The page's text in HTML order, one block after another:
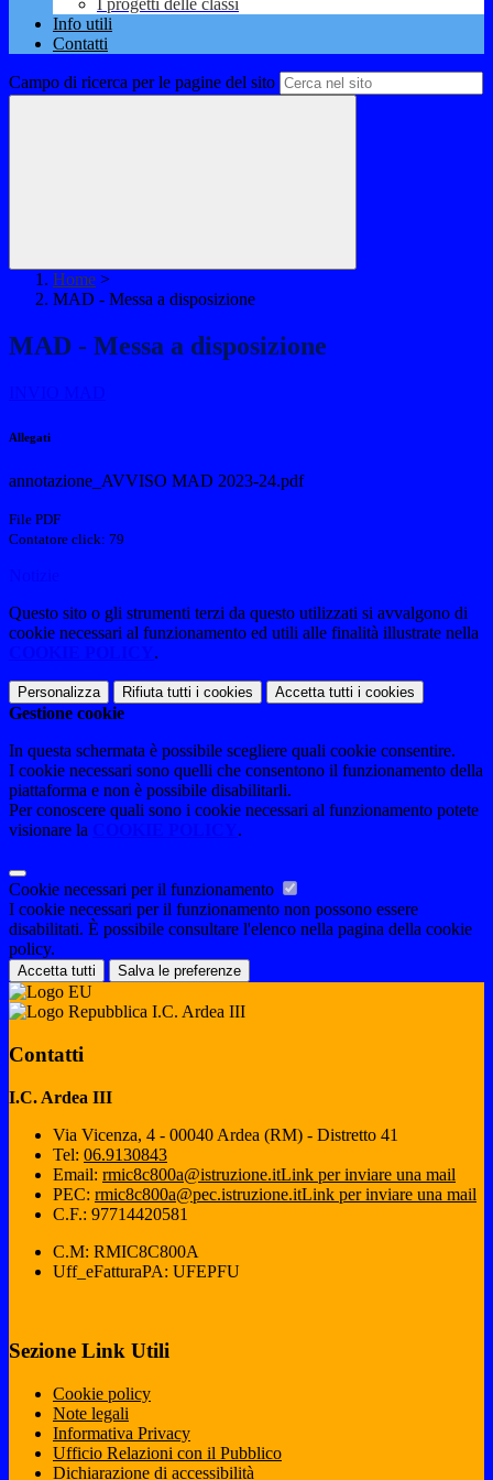
I progetti delle classi
Info utili
Contatti
Campo di ricerca per le pagine del sito
Home >
MAD - Messa a disposizione
MAD - Messa a disposizione
Allegati
annotazione_AVVISO MAD 2023-24.pdf
File PDF
Contatore click: 79
Questo sito o gli strumenti terzi da questo utilizzati si avvalgono di
cookie necessari al funzionamento ed utili alle finalità illustrate nella
.
Personalizza Rifiuta tutti i cookies Accetta tutti i cookies
Gestione cookie
In questa schermata è possibile scegliere quali cookie consentire.
I cookie necessari sono quelli che consentono il funzionamento della
piattaforma e non è possibile disabilitarli.
Per conoscere quali sono i cookie necessari al funzionamento potete
visionare la
.
Cookie necessari per il funzionamento
I cookie necessari per il funzionamento non possono essere
disabilitati. È possibile consultare l'elenco nella pagina della cookie
policy.
Accetta tutti Salva le preferenze
I.C. Ardea III
Contatti
I.C. Ardea III
Via Vicenza, 4 - 00040 Ardea (RM) - Distretto 41
Tel: 06.9130843
Email: rmic8c800a@istruzione.itLink per inviare una mail
PEC: rmic8c800a@pec.istruzione.itLink per inviare una mail
C.F.: 97714420581
C.M: RMIC8C800A
Uff_eFatturaPA: UFEPFU
Sezione Link Utili
Cookie policy
Note legali
Informativa Privacy
Ufficio Relazioni con il Pubblico
Dichiarazione di accessibilità